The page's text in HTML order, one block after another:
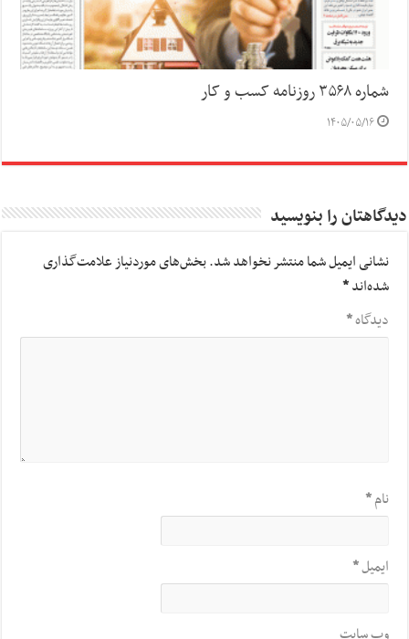
شماره ۳۵۶۸ روزنامه کسب و کار
۱۴۰۵/۰۵/۱۶
دیدگاهتان را بنویسید
نشانی ایمیل شما منتشر نخواهد شد.بخش‌های موردنیاز علامت‌گذاری
شده‌اند*
دیدگاه*
نام*
ایمیل*